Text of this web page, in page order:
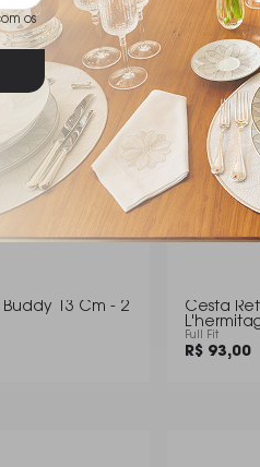
os
13 Cm - 2
Cesta
Full Fit
R$ 93,00